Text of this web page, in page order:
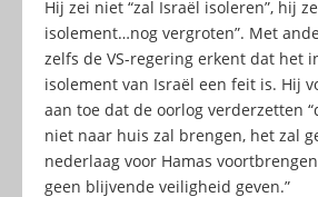
Hij zei niet “zal Israël isoleren”, hij
isolement…nog vergroten”. Met
zelfs de VS-regering erkent dat het
isolement van Israël een feit is. Hij
aan toe dat de oorlog verderzetten
niet naar huis zal brengen, het zal
nederlaag voor Hamas
geen blijvende veiligheid geven.”